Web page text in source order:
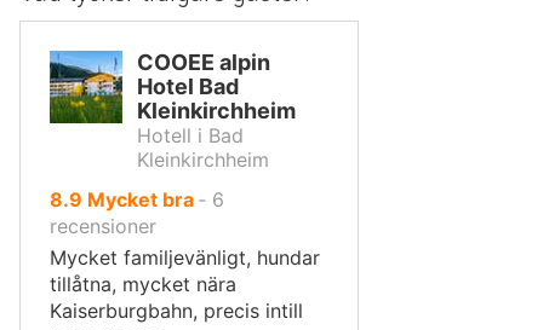
COOEE alpin
Hotel Bad
Kleinkirchheim
Hotell i Bad
Kleinkirchheim
8.9 av
10,
Mycket bra ‐ 6
recensioner
Mycket familjevänligt, hundar
tillåtna, mycket nära
Kaiserburgbahn, precis intill